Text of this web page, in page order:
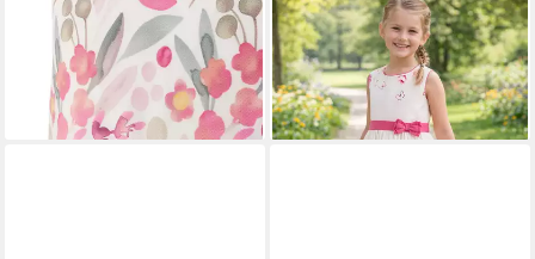
HAPPY GIRLS
Sommerkleid
ab 38,99 € UVP 44,99 €
-13%
HAPPY GIRLSSommerkleid
ab 25,59 € UVP45,99 €
-44%